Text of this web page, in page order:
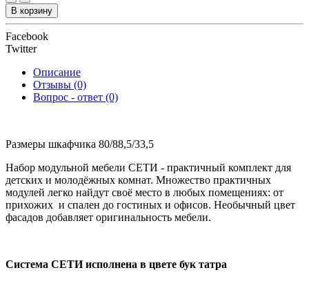
В корзину
Facebook
Twitter
Описание
Отзывы (0)
Вопрос - ответ (0)
Размеры шкафчика 80/88,5/33,5
Набор модульной мебели СЕТИ - практичный комплект для
детских и молодёжных комнат. Множество практичных
модулей легко найдут своё место в любых помещениях: от
прихожих и спален до гостиных и офисов. Необычный цвет
фасадов добавляет оригинальность мебели.
Система СЕТИ исполнена в цвете бук татра